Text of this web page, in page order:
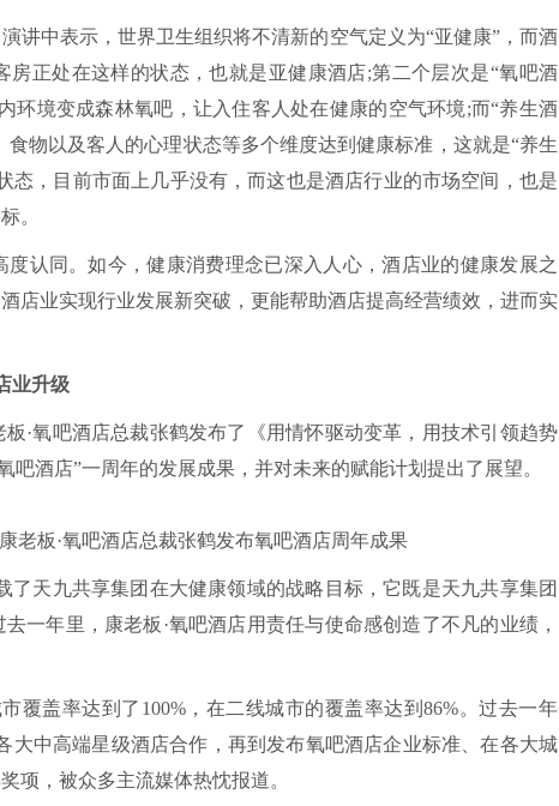
中表示，世界卫生组织将不清新的空气定义为“亚健康”，而酒
正处在这样的状态，也就是亚健康酒店;第二个层次是“氧吧酒
环境变成森林氧吧，让入住客人处在健康的空气环境;而“养生酒
物以及客人的心理状态等多个维度达到健康标准，这就是“养生
态，目前市面上几乎没有，而这也是酒店行业的市场空间，也是
。
同。如今，健康消费理念已深入人心，酒店业的健康发展之
店业实现行业发展新突破，更能帮助酒店提高经营绩效，进而实
业升级
氧吧酒店总裁张鹤发布了《用情怀驱动变革，用技术引领趋势
酒店”一周年的发展成果，并对未来的赋能计划提出了展望。
板·氧吧酒店总裁张鹤发布氧吧酒店周年成果
天九共享集团在大健康领域的战略目标，它既是天九共享集团
一年里，康老板·氧吧酒店用责任与使命感创造了不凡的业绩，
盖率达到了100%，在二线城市的覆盖率达到86%。过去一年
大中高端星级酒店合作，再到发布氧吧酒店企业标准、在各大城
项，被众多主流媒体热忱报道。